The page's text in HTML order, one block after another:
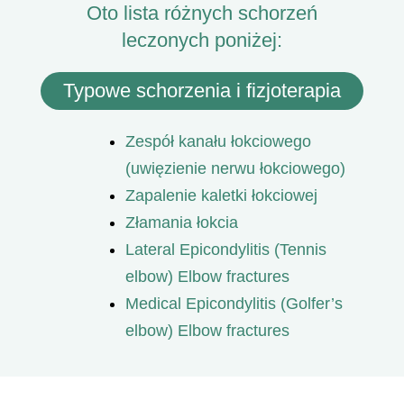
Oto lista różnych schorzeń
leczonych poniżej:
Typowe schorzenia i fizjoterapia
Zespół kanału łokciowego
(uwięzienie nerwu łokciowego)
Zapalenie kaletki łokciowej
Złamania łokcia
Lateral Epicondylitis (Tennis
elbow) Elbow fractures
Medical Epicondylitis (Golfer’s
elbow) Elbow fractures